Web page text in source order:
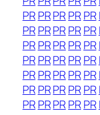
PRPRPRPRPR
PRPRPRPRPR
PRPRPRPRPR
PRPRPRPRPR
PRPRPRPRPR
PRPRPRPRPR
PRPRPRPRPR